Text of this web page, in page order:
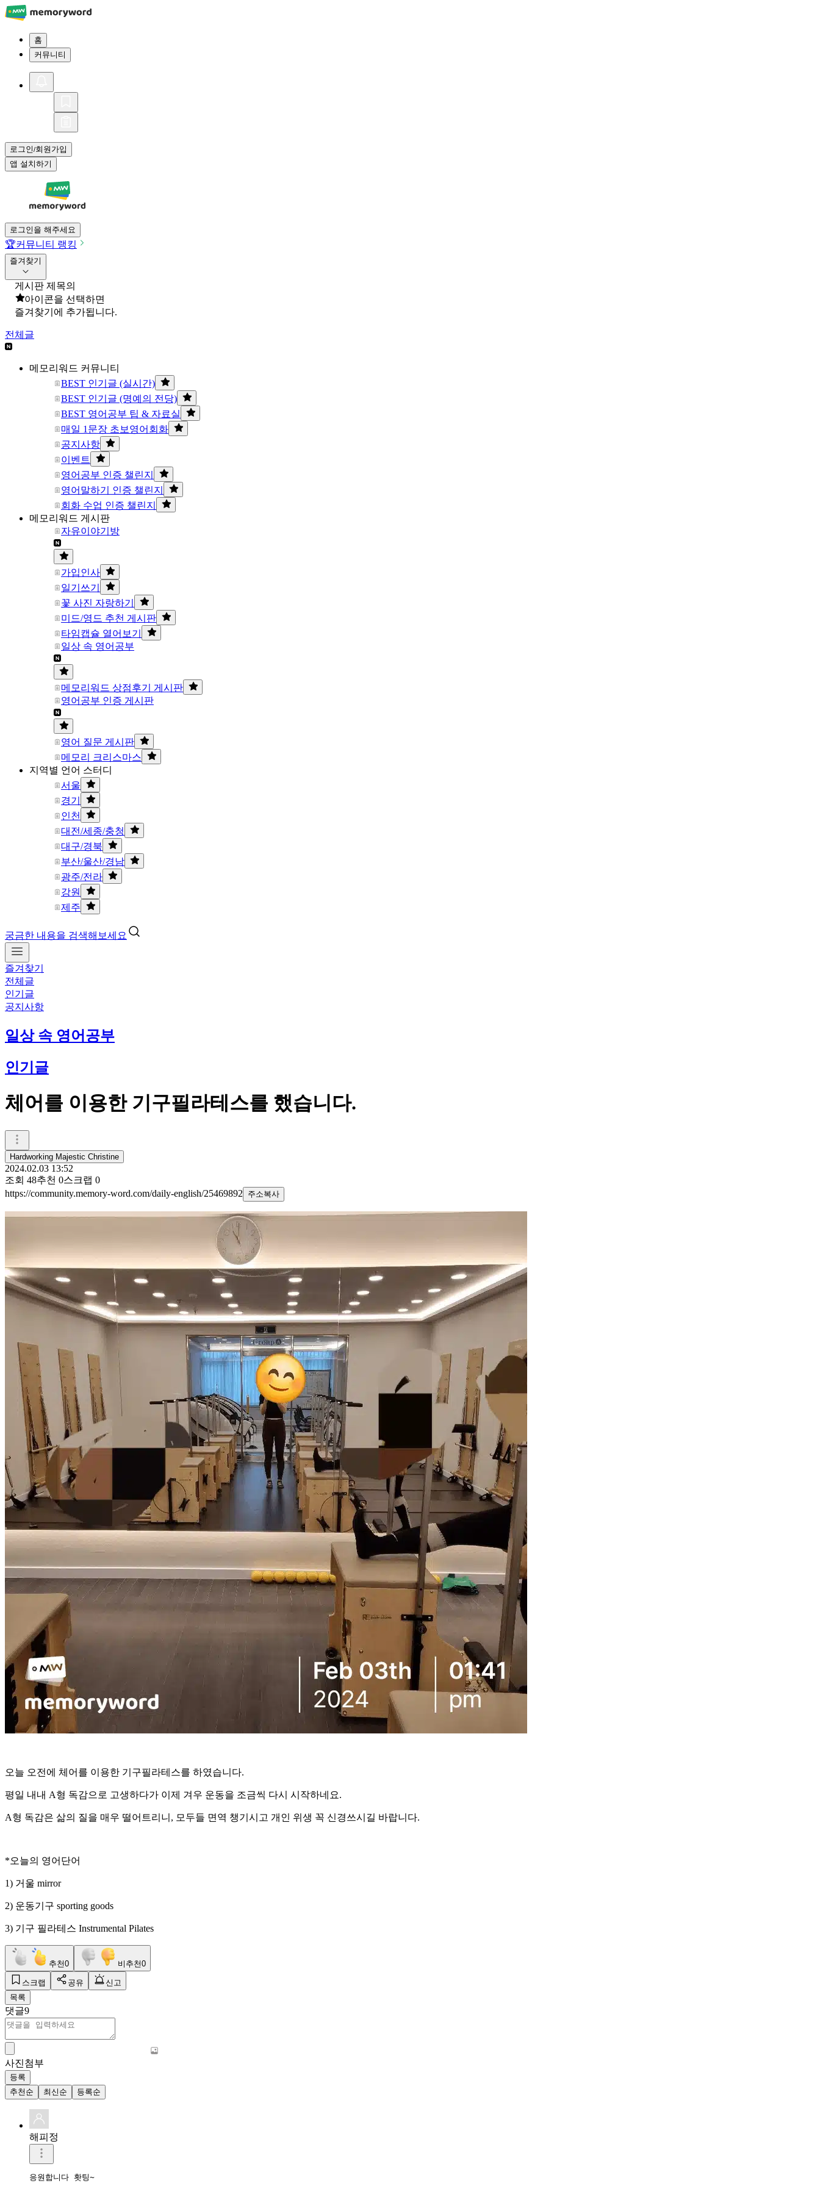
홈
커뮤니티
로그인/회원가입
앱 설치하기
로그인을 해주세요
🏆커뮤니티 랭킹
즐겨찾기
게시판 제목의
아이콘을 선택하면
즐겨찾기에 추가됩니다.
전체글
메모리워드 커뮤니티
BEST 인기글 (실시간)
BEST 인기글 (명예의 전당)
BEST 영어공부 팁 & 자료실
매일 1문장 초보영어회화
공지사항
이벤트
영어공부 인증 챌린지
영어말하기 인증 챌린지
회화 수업 인증 챌린지
메모리워드 게시판
자유이야기방
가입인사
일기쓰기
꽃 사진 자랑하기
미드/영드 추천 게시판
타임캡슐 열어보기
일상 속 영어공부
메모리워드 상점후기 게시판
영어공부 인증 게시판
영어 질문 게시판
메모리 크리스마스
지역별 언어 스터디
서울
경기
인천
대전/세종/충청
대구/경북
부산/울산/경남
광주/전라
강원
제주
궁금한 내용을 검색해보세요
즐겨찾기
전체글
인기글
공지사항
일상 속 영어공부
인기글
체어를 이용한 기구필라테스를 했습니다.
Hardworking Majestic Christine
2024.02.03 13:52
조회 48추천 0스크랩 0
https://community.memory-word.com/daily-english/25469892
주소복사
오늘 오전에 체어를 이용한 기구필라테스를 하였습니다.
평일 내내 A형 독감으로 고생하다가 이제 겨우 운동을 조금씩 다시 시작하네요.
A형 독감은 삶의 질을 매우 떨어트리니, 모두들 면역 챙기시고 개인 위생 꼭 신경쓰시길 바랍니다.
*오늘의 영어단어
1) 거울 mirror
2) 운동기구 sporting goods
3) 기구 필라테스 Instrumental Pilates
추천0 비추천0
스크랩 공유
신고
목록
댓글9
사진첨부
등록
추천순
최신순 등록순
해피정
응원합니다 홧팅~